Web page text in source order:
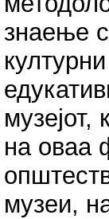
знаење
на оваа
музеи,